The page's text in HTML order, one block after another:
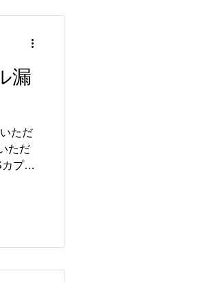
なら
や足
安全
ただ
スだ
るこ
じめ
漏
ただ
ただ
プラ
検さ